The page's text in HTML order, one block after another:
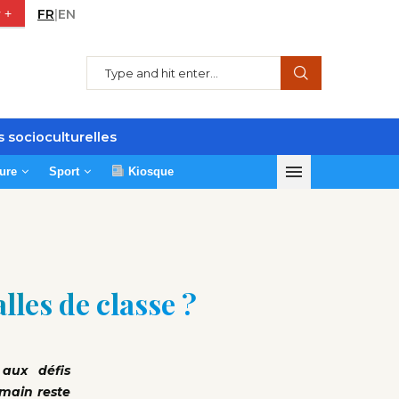
+ FR EN
socioculturelles
Sport Kiosque
de classe ?
défis
reste